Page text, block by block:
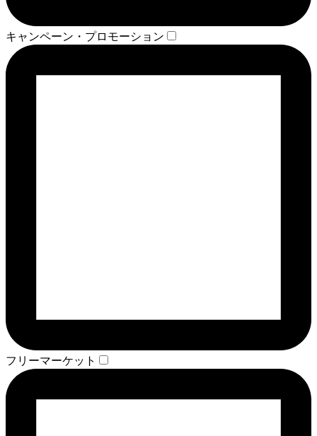
キャンペーン・プロモーション
フリーマーケット